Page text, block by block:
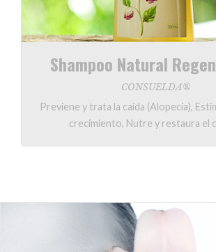
Shampoo Natural
CONSUELDA®
Previene y trata la caída (Alopecia),
crecimiento, Nutre y restaura el